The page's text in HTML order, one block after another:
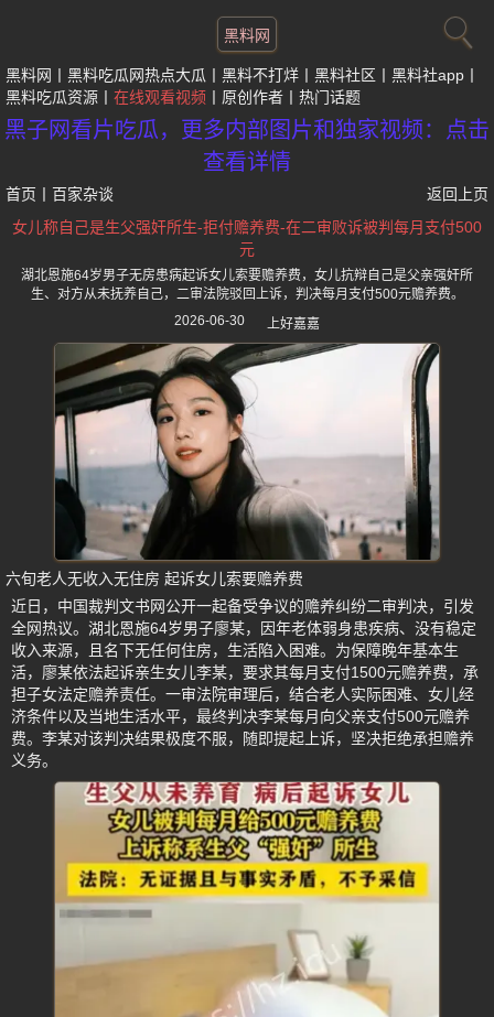
黑料网
黑料网 黑料吃瓜网热点大瓜 黑料不打烊 黑料社区
黑料社app
黑料吃瓜资源
在线观看视频 原创作者 热门话题
黑子网看片吃瓜，更多内部图片和独家视频：点击
查看详情
首页 百家杂谈
返回上页
女儿称自己是生父强奸所生-拒付赡养费-在二审败诉被判每月支付500
元
湖北恩施64岁男子无房患病起诉女儿索要赡养费，女儿抗辩自己是父亲强奸所
生、对方从未抚养自己，二审法院驳回上诉，判决每月支付500元赡养费。
2026-06-30
上好嘉嘉
六旬老人无收入无住房 起诉女儿索要赡养费
近日，中国裁判文书网公开一起备受争议的赡养纠纷二审判决，引发
全网热议。湖北恩施64岁男子廖某，因年老体弱身患疾病、没有稳定
收入来源，且名下无任何住房，生活陷入困难。为保障晚年基本生
活，廖某依法起诉亲生女儿李某，要求其每月支付1500元赡养费，承
担子女法定赡养责任。一审法院审理后，结合老人实际困难、女儿经
济条件以及当地生活水平，最终判决李某每月向父亲支付500元赡养
费。李某对该判决结果极度不服，随即提起上诉，坚决拒绝承担赡养
义务。